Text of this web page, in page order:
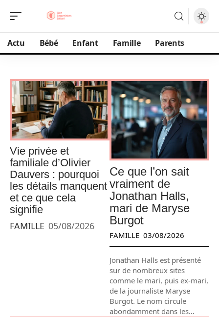
Actu Bébé Enfant Famille Parents
Vie privée et
familiale d’Olivier
Dauvers : pourquoi
les détails manquent
et ce que cela
signifie
FAMILLE 05/08/2026
Ce que l’on sait
vraiment de
Jonathan Halls,
mari de Maryse
Burgot
FAMILLE 03/08/2026
Jonathan Halls est présenté
sur de nombreux sites
comme le mari, puis ex-mari,
de la journaliste Maryse
Burgot. Le nom circule
abondamment dans les…